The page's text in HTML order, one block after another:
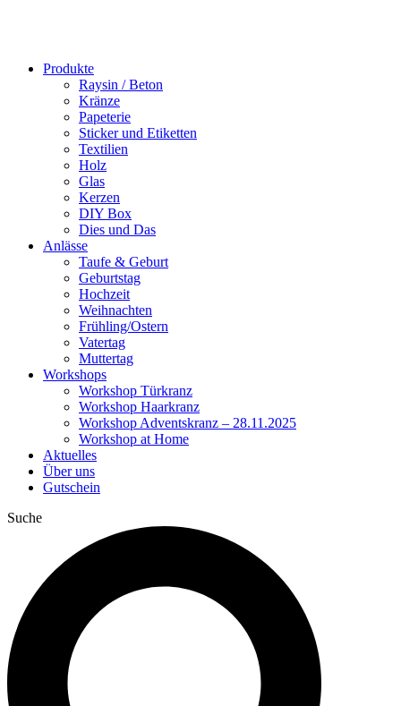
Produkte
Raysin / Beton
Kränze
Papeterie
Sticker und Etiketten
Textilien
Holz
Glas
Kerzen
DIY Box
Dies und Das
Anlässe
Taufe & Geburt
Geburtstag
Hochzeit
Weihnachten
Frühling/Ostern
Vatertag
Muttertag
Workshops
Workshop Türkranz
Workshop Haarkranz
Workshop Adventskranz – 28.11.2025
Workshop at Home
Aktuelles
Über uns
Gutschein
Suche